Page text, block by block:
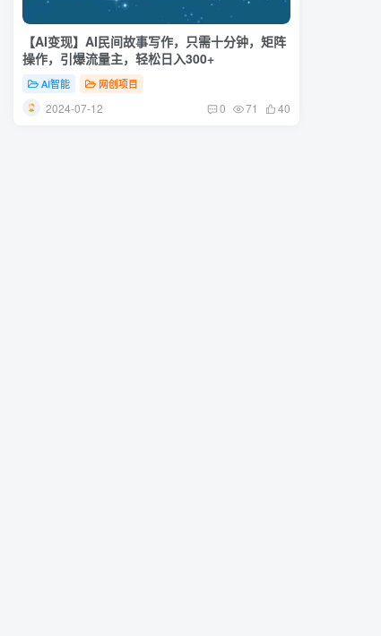
【AI变现】AI民间故事写作，只需十分钟，矩阵
操作，引爆流量主，轻松日入300+
AI智能 网创项目
2024-07-12 0 71 40